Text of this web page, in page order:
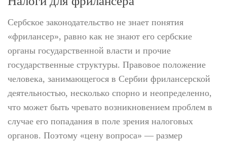
Сербское законодательство не знает понятия
«фрилансер», равно как не знают его сербские
органы государственной власти и прочие
государственные структуры. Правовое положение
человека, занимающегося в Сербии фрилансерской
деятельностью, несколько спорно и неопределенно,
что может быть чревато возникновением проблем в
случае его попадания в поле зрения налоговых
органов. Поэтому «цену вопроса» — размер